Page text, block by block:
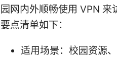
园网内外顺畅使用 VPN 来
要点清单如下：
适用场景：校园资源